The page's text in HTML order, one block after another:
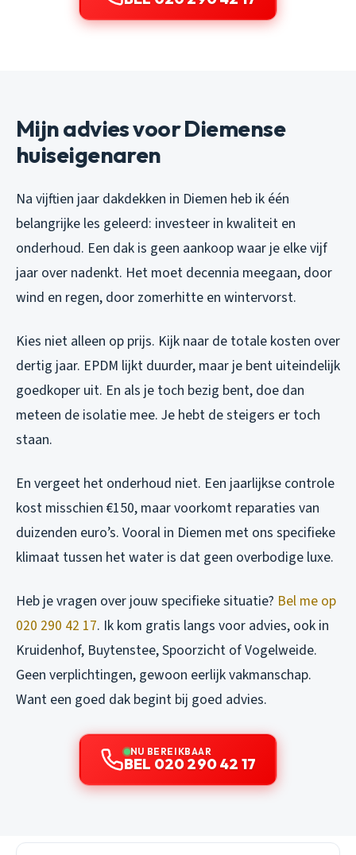
Mijn advies voor Diemense
huiseigenaren
Na vijftien jaar dakdekken in Diemen heb ik één
belangrijke les geleerd: investeer in kwaliteit en
onderhoud. Een dak is geen aankoop waar je elke vijf
jaar over nadenkt. Het moet decennia meegaan, door
wind en regen, door zomerhitte en wintervorst.
Kies niet alleen op prijs. Kijk naar de totale kosten over
dertig jaar. EPDM lijkt duurder, maar je bent uiteindelijk
goedkoper uit. En als je toch bezig bent, doe dan
meteen de isolatie mee. Je hebt de steigers er toch
staan.
En vergeet het onderhoud niet. Een jaarlijkse controle
kost misschien €150, maar voorkomt reparaties van
duizenden euro’s. Vooral in Diemen met ons specifieke
klimaat tussen het water is dat geen overbodige luxe.
Heb je vragen over jouw specifieke situatie? Bel me op
020 290 42 17. Ik kom gratis langs voor advies, ook in
Kruidenhof, Buytenstee, Spoorzicht of Vogelweide.
Geen verplichtingen, gewoon eerlijk vakmanschap.
Want een goed dak begint bij goed advies.
NU BEREIKBAAR
BEL 020 290 42 17